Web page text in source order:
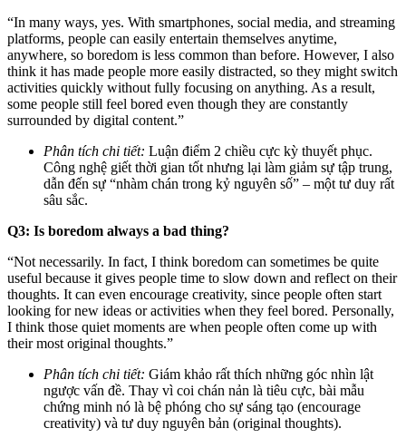
“In many ways, yes. With smartphones, social media, and streaming
platforms, people can easily entertain themselves anytime,
anywhere, so boredom is less common than before. However, I also
think it has made people more easily distracted, so they might switch
activities quickly without fully focusing on anything. As a result,
some people still feel bored even though they are constantly
surrounded by digital content.”
Phân tích chi tiết: Luận điểm 2 chiều cực kỳ thuyết phục.
Công nghệ giết thời gian tốt nhưng lại làm giảm sự tập trung,
dẫn đến sự “nhàm chán trong kỷ nguyên số” – một tư duy rất
sâu sắc.
Q3: Is boredom always a bad thing?
“Not necessarily. In fact, I think boredom can sometimes be quite
useful because it gives people time to slow down and reflect on their
thoughts. It can even encourage creativity, since people often start
looking for new ideas or activities when they feel bored. Personally,
I think those quiet moments are when people often come up with
their most original thoughts.”
Phân tích chi tiết: Giám khảo rất thích những góc nhìn lật
ngược vấn đề. Thay vì coi chán nản là tiêu cực, bài mẫu
chứng minh nó là bệ phóng cho sự sáng tạo (encourage
creativity) và tư duy nguyên bản (original thoughts).